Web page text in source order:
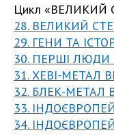
Цикл «ВЕЛИКИЙ
28. ВЕЛИКИЙ
29. ГЕНИ ТА
30. ПЕРШІ ЛЮДИ
31. ХЕВІ-МЕТАЛ
32. БЛЕК-МЕТАЛ
33.
34.